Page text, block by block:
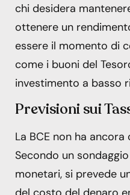
chi desidera
ottenere un
essere il momento di
come i buoni del
investimento a basso
Previsioni sui
La BCE non ha
Secondo un
monetari, si prevede